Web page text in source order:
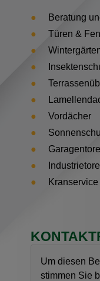
Beratung
Türen &
Vordächer
Garagentore
Industrietore
Kranservice
Um diesen
stimmen Sie